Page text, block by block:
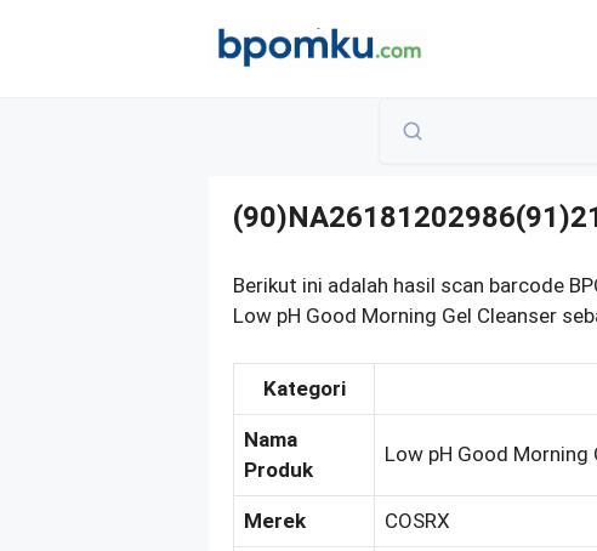
Berikut ini adalah hasil scan barcode
Low pH Good Morning Gel Cleanser
Kategori
Nama
Produk
Low pH Good Morning
Merek COSRX